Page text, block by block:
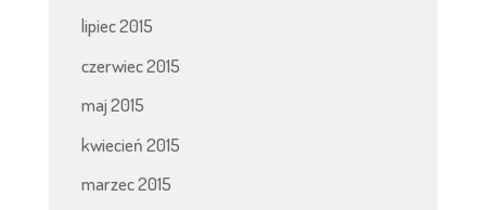
lipiec 2015
czerwiec 2015
maj 2015
kwiecień 2015
marzec 2015